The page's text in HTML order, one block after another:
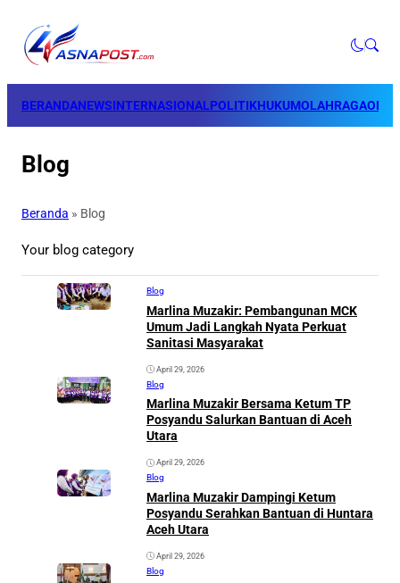
BERANDANEWSINTERNASIONALPOLITIKHUKUMOLAHRAGAOPINI
Blog
Beranda » Blog
Your blog category
Blog
Marlina Muzakir: Pembangunan MCK
Umum Jadi Langkah Nyata Perkuat
Sanitasi Masyarakat
April 29, 2026
Blog
Marlina Muzakir Bersama Ketum TP
Posyandu Salurkan Bantuan di Aceh
Utara
April 29, 2026
Blog
Marlina Muzakir Dampingi Ketum
Posyandu Serahkan Bantuan di Huntara
Aceh Utara
April 29, 2026
Blog